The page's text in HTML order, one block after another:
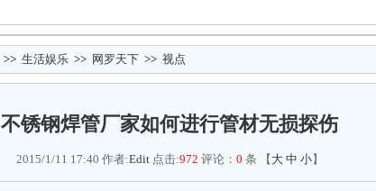
>> 生活娱乐 >> 网罗天下 >> 视点
不锈钢焊管厂家如何进行管材无损探伤
2015/1/11 17:40 作者:Edit点击:972 评论： 0 条 【 大 中 小】